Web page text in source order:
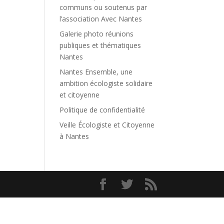
communs ou soutenus par
l’association Avec Nantes
Galerie photo réunions
publiques et thématiques
Nantes
Nantes Ensemble, une
ambition écologiste solidaire
et citoyenne
Politique de confidentialité
Veille Écologiste et Citoyenne
à Nantes